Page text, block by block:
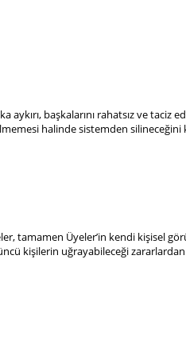
başkalarını rahatsız ve taciz
halinde sistemden silineceğini
tamamen Üyeler’in kendi kişisel
kişilerin uğrayabileceği